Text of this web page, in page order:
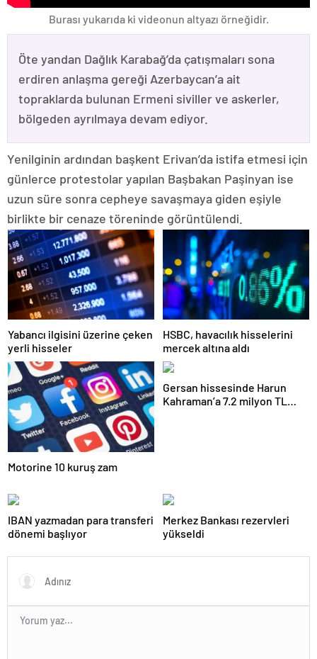
Burası yukarıda ki videonun altyazı örneğidir.
Öte yandan Dağlık Karabağ’da çatışmaları sona
erdiren anlaşma gereği Azerbaycan’a ait
topraklarda bulunan Ermeni siviller ve askerler,
bölgeden ayrılmaya devam ediyor.
Yenilginin ardından başkent Erivan’da istifa etmesi için
günlerce protestolar yapılan Başbakan Paşinyan ise
uzun süre sonra cepheye savaşmaya giden eşiyle
birlikte bir cenaze töreninde görüntülendi.
Yabancı ilgisini üzerine çeken
yerli hisseler
HSBC, havacılık hisselerini
mercek altına aldı
Motorine 10 kuruş zam
Gersan hissesinde Harun
Kahraman’a 7.2 milyon TL
IBAN yazmadan para transferi
dönemi başlıyor
Merkez Bankası rezervleri
yükseldi